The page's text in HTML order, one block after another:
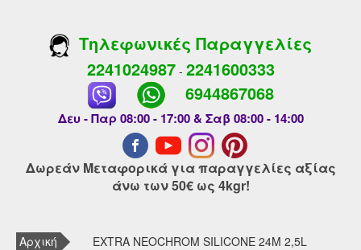
Τηλεφωνικές Παραγγελίες
2241024987- 2241600333
6944867068
Δευ - Παρ 08:00 - 17:00 & Σαβ 08:00 - 14:00
Δωρεάν Μεταφορικά για παραγγελίες αξίας
άνω των 50€ ως 4kgr!
Αρχική
EXTRA NEOCHROM SILICONE 24Μ 2,5L